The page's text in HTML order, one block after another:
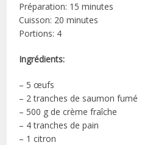
Préparation: 15 minutes
Cuisson: 20 minutes
Portions: 4
Ingrédients:
– 5 œufs
– 2 tranches de saumon fumé
– 500 g de crème fraîche
– 4 tranches de pain
– 1 citron